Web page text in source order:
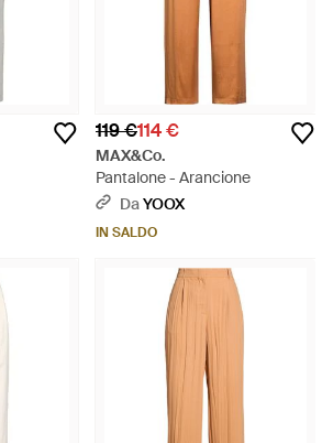
119 €114 €
MAX&Co.
Pantalone - Arancione
DaYOOX
IN SALDO